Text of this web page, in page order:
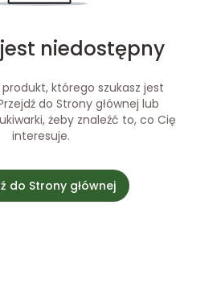
niedostępny
którego szukasz jest
do Strony głównej lub
żeby znaleźć to, co Cię
interesuje.
do Strony głównej